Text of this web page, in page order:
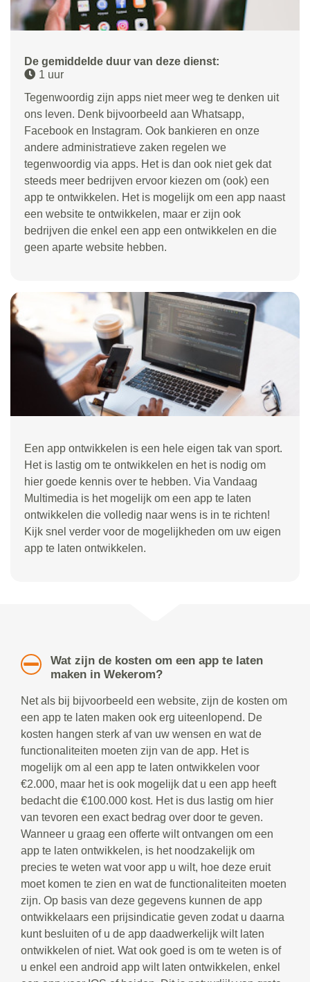
De gemiddelde duur van deze dienst:
1 uur
Tegenwoordig zijn apps niet meer weg te denken uit
ons leven. Denk bijvoorbeeld aan Whatsapp,
Facebook en Instagram. Ook bankieren en onze
andere administratieve zaken regelen we
tegenwoordig via apps. Het is dan ook niet gek dat
steeds meer bedrijven ervoor kiezen om (ook) een
app te ontwikkelen. Het is mogelijk om een app naast
een website te ontwikkelen, maar er zijn ook
bedrijven die enkel een app een ontwikkelen en die
geen aparte website hebben.
Een app ontwikkelen is een hele eigen tak van sport.
Het is lastig om te ontwikkelen en het is nodig om
hier goede kennis over te hebben. Via Vandaag
Multimedia is het mogelijk om een app te laten
ontwikkelen die volledig naar wens is in te richten!
Kijk snel verder voor de mogelijkheden om uw eigen
app te laten ontwikkelen.
Wat zijn de kosten om een app te laten
maken in Wekerom?
Net als bij bijvoorbeeld een website, zijn de kosten om
een app te laten maken ook erg uiteenlopend. De
kosten hangen sterk af van uw wensen en wat de
functionaliteiten moeten zijn van de app. Het is
mogelijk om al een app te laten ontwikkelen voor
€2.000, maar het is ook mogelijk dat u een app heeft
bedacht die €100.000 kost. Het is dus lastig om hier
van tevoren een exact bedrag over door te geven.
Wanneer u graag een offerte wilt ontvangen om een
app te laten ontwikkelen, is het noodzakelijk om
precies te weten wat voor app u wilt, hoe deze eruit
moet komen te zien en wat de functionaliteiten moeten
zijn. Op basis van deze gegevens kunnen de app
ontwikkelaars een prijsindicatie geven zodat u daarna
kunt besluiten of u de app daadwerkelijk wilt laten
ontwikkelen of niet. Wat ook goed is om te weten is of
u enkel een android app wilt laten ontwikkelen, enkel